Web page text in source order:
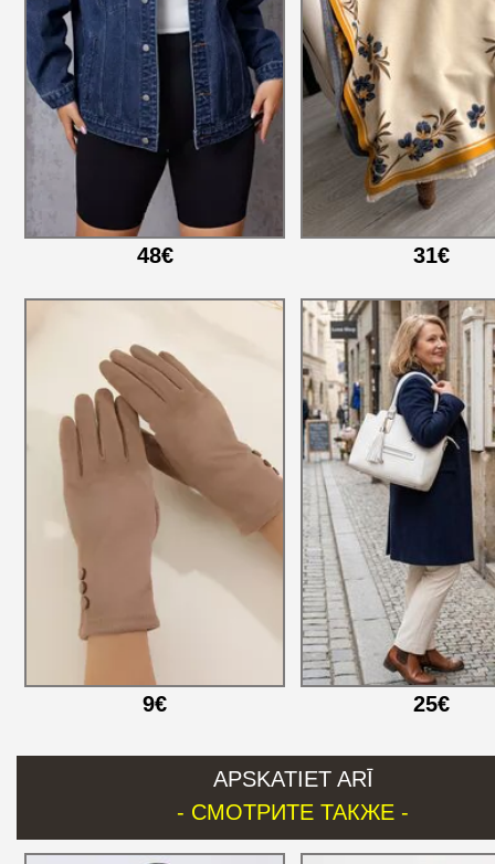
48€ 31€
9€ 25€
APSKATIET ARĪ
- СМОТРИТЕ ТАКЖЕ -